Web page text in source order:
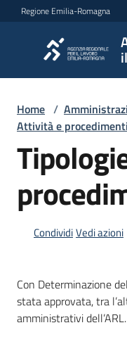
Vai al contenuto
Vai alla navigazione
Vai al footer
Regione Emilia-Romagna
per il
lavoro
L'Agenzia
Home /
Attività e procedimenti
CondividiVedi azioni
Con Determinazione
stata approvata, tra
amministrativi dell’ARL.